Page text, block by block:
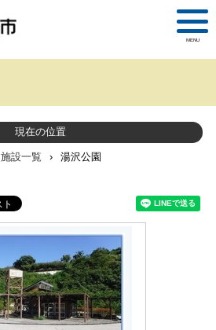
MENU
現在の位置
施設一覧 › 湯沢公園